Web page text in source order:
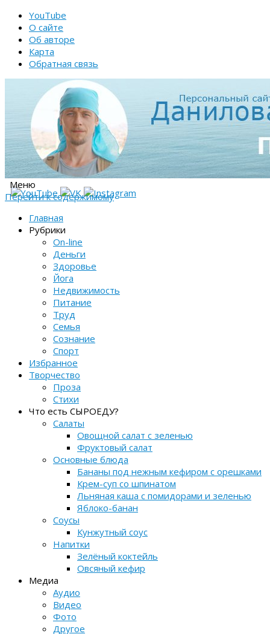
YouTube
О сайте
Об авторе
Карта
Обратная связь
Меню
Перейти к содержимому
Главная
Рубрики
On-line
Деньги
Здоровье
Йога
Недвижимость
Питание
Труд
Семья
Сознание
Спорт
Избранное
Творчество
Проза
Стихи
Что есть СЫРОЕДУ?
Салаты
Овощной салат с зеленью
Фруктовый салат
Основные блюда
Бананы под нежным кефиром с орешками
Крем-суп со шпинатом
Льняная каша с помидорами и зеленью
Яблоко-банан
Соусы
Кунжутный соус
Напитки
Зелёный коктейль
Овсяный кефир
Медиа
Аудио
Видео
Фото
Другое